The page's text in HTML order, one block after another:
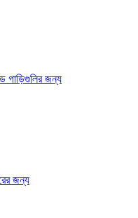
গাড়িগুলির জন্য
জন্য